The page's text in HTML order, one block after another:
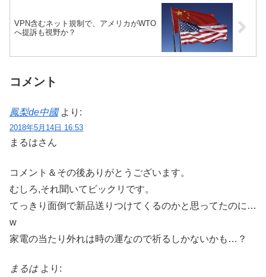
VPN含むネット規制で、アメリカがWTO
へ提訴も視野か？
コメント
鳳梨de中國 より:
2018年5月14日 16:53
まるはさん
コメント＆その後ありがとうございます。
むしろ,それ聞いてビックリです。
てっきり面倒で新品送りつけてくるのかと思ってたのに…
w
家電の当たり外れは時の運なので祈るしかないかも…？
まるは より: